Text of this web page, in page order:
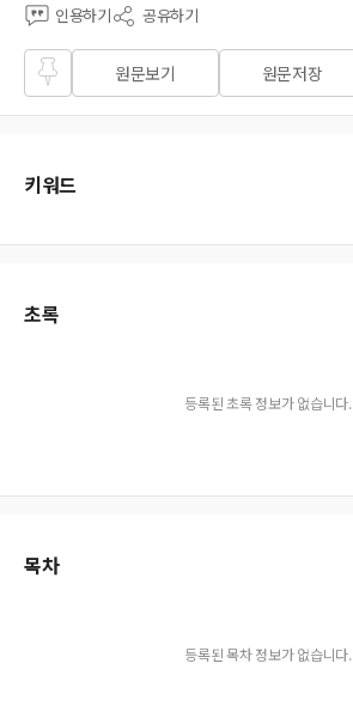
인용하기 공유하기
즐겨
찾기
원문보기 원문저장
키워드
초록
등록된 초록 정보가 없습니다.
목차
등록된 목차 정보가 없습니다.